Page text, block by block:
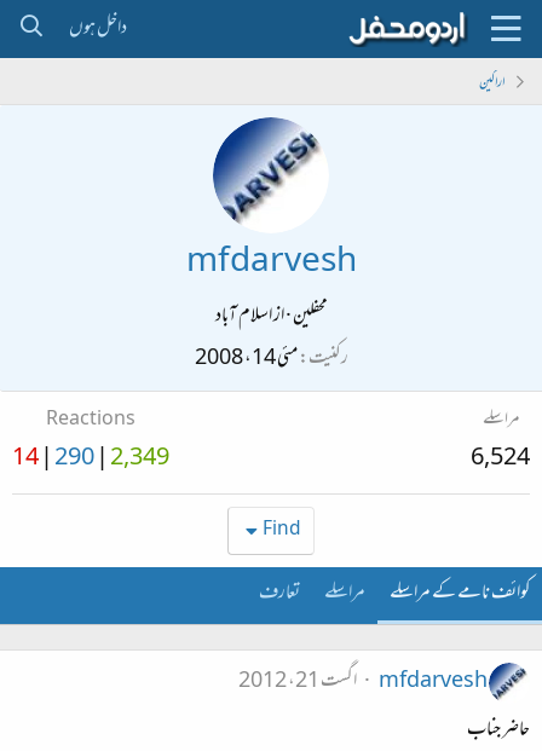
داخل ہوں
اراکین
mfdarvesh
محفلین·ازاسلام آباد
رکنیت مئی 14، 2008
مراسلے
6,524
Reactions
2,349
290
14
Find
کوائف نامے کے مراسلے مراسلے تعارف
mfdarvesh
اگست 21، 2012
حاضر جناب